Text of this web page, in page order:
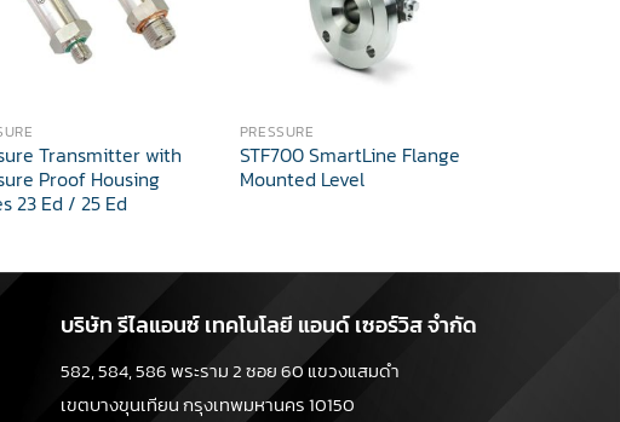
Transmitter with
Proof Housing
23 Ed / 25 Ed
PRESSURE
STF700 SmartLine Flange
Mounted Level
บริษัท รีไลแอนซ์ เทคโนโลยี แอนด์ เซอร์วิส จำกัด
582, 584, 586 พระราม 2 ซอย 60 แขวงแสมดำ
เขตบางขุนเทียน กรุงเทพมหานคร 10150